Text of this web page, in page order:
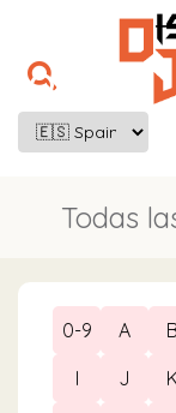

Todas
0-9 A B
I
J